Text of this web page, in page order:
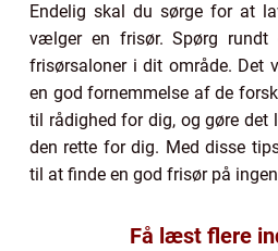
Endelig skal du sørge for at
vælger en frisør. Spørg
frisørsaloner i dit område. Det
en god fornemmelse af de
til rådighed for dig, og gøre det
den rette for dig. Med disse
til at finde en god frisør på
Få læst flere